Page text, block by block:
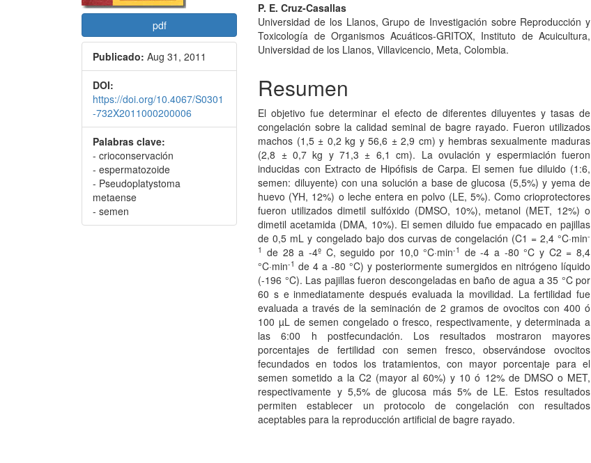
pdf
Publicado: Aug 31, 2011
DOI:
https://doi.org/10.4067/S0301
-732X2011000200006
Palabras clave:
- crioconservación
- espermatozoide
- Pseudoplatystoma
metaense
- semen
P. E. Cruz-Casallas
Universidad de los Llanos, Grupo de Investigación sobre Reproducción y
Toxicología de Organismos Acuáticos-GRITOX, Instituto de Acuicultura,
Universidad de los Llanos, Villavicencio, Meta, Colombia.
Resumen
El objetivo fue determinar el efecto de diferentes diluyentes y tasas de
congelación sobre la calidad seminal de bagre rayado. Fueron utilizados
machos (1,5 ± 0,2 kg y 56,6 ± 2,9 cm) y hembras sexualmente maduras
(2,8 ± 0,7 kg y 71,3 ± 6,1 cm). La ovulación y espermiación fueron
inducidas con Extracto de Hipófisis de Carpa. El semen fue diluido (1:6,
semen: diluyente) con una solución a base de glucosa (5,5%) y yema de
huevo (YH, 12%) o leche entera en polvo (LE, 5%). Como crioprotectores
fueron utilizados dimetil sulfóxido (DMSO, 10%), metanol (MET, 12%) o
dimetil acetamida (DMA, 10%). El semen diluido fue empacado en pajillas
de 0,5 mL y congelado bajo dos curvas de congelación (C1 = 2,4 °C·min-
1 de 28 a -4º C, seguido por 10,0 °C·min-1 de -4 a -80 °C y C2 = 8,4
°C·min-1 de 4 a -80 °C) y posteriormente sumergidos en nitrógeno líquido
(-196 °C). Las pajillas fueron descongeladas en baño de agua a 35 °C por
60 s e inmediatamente después evaluada la movilidad. La fertilidad fue
evaluada a través de la seminación de 2 gramos de ovocitos con 400 ó
100 µL de semen congelado o fresco, respectivamente, y determinada a
las 6:00 h postfecundación. Los resultados mostraron mayores
porcentajes de fertilidad con semen fresco, observándose ovocitos
fecundados en todos los tratamientos, con mayor porcentaje para el
semen sometido a la C2 (mayor al 60%) y 10 ó 12% de DMSO o MET,
respectivamente y 5,5% de glucosa más 5% de LE. Estos resultados
permiten establecer un protocolo de congelación con resultados
aceptables para la reproducción artificial de bagre rayado.